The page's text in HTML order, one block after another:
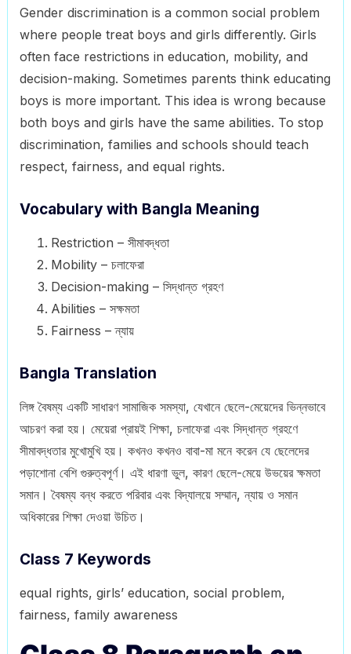
Gender discrimination is a common social problem
where people treat boys and girls differently. Girls
often face restrictions in education, mobility, and
decision-making. Sometimes parents think educating
boys is more important. This idea is wrong because
both boys and girls have the same abilities. To stop
discrimination, families and schools should teach
respect, fairness, and equal rights.
Vocabulary with Bangla Meaning
Restriction – সীমাবদ্ধতা
Mobility – চলাফেরা
Decision-making – সিদ্ধান্ত গ্রহণ
Abilities – সক্ষমতা
Fairness – ন্যায়
Bangla Translation
লিঙ্গ বৈষম্য একটি সাধারণ সামাজিক সমস্যা, যেখানে ছেলে-মেয়েদের ভিন্নভাবে
আচরণ করা হয়। মেয়েরা প্রায়ই শিক্ষা, চলাফেরা এবং সিদ্ধান্ত গ্রহণে
সীমাবদ্ধতার মুখোমুখি হয়। কখনও কখনও বাবা-মা মনে করেন যে ছেলেদের
পড়াশোনা বেশি গুরুত্বপূর্ণ। এই ধারণা ভুল, কারণ ছেলে-মেয়ে উভয়ের ক্ষমতা
সমান। বৈষম্য বন্ধ করতে পরিবার এবং বিদ্যালয়ে সম্মান, ন্যায় ও সমান
অধিকারের শিক্ষা দেওয়া উচিত।
Class 7 Keywords
equal rights, girls’ education, social problem,
fairness, family awareness